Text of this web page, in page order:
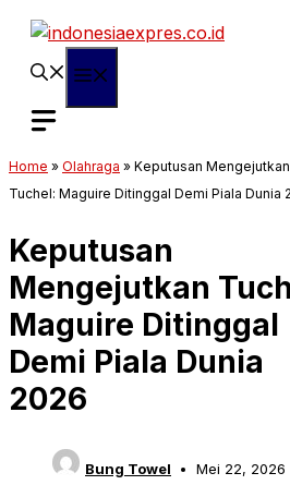
Langsung
Home » Olahraga » Keputusan Mengejutkan
Tuchel: Maguire Ditinggal Demi Piala Dunia
Keputusan
Mengejutkan
Maguire Ditinggal
Demi Piala Dunia
2026
Bung Towel Mei 22, 2026